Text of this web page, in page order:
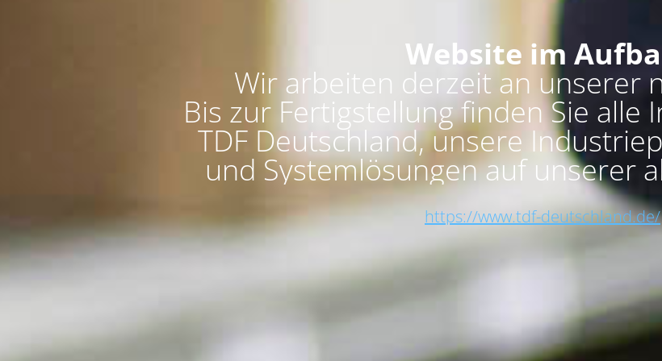
Website im
Wir arbeiten derzeit an unserer
Bis zur Fertigstellung finden Sie
TDF Deutschland, unsere
und Systemlösungen auf unserer
https://www.tdf-deutschland.de/